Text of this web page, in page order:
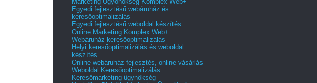
Egyedi fejlesztésű webáruház és
keresőoptimalizálás
Egyedi fejlesztésű weboldal készítés
Online Marketing Komplex Web+
Webáruház keresőoptimalizálás
Helyi keresőoptimalizálás és weboldal
készítés
Online webáruház fejlesztés, online vásárlás
Weboldal Keresőoptimalizálás
Keresőmarketing ügynökség